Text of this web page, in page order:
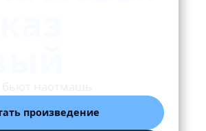
произведение